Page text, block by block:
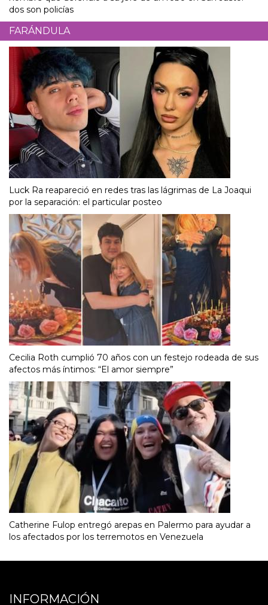
dos son policías
FARÁNDULA
Luck Ra reapareció en redes tras las lágrimas de La Joaqui
por la separación: el particular posteo
Cecilia Roth cumplió 70 años con un festejo rodeada de sus
afectos más íntimos: “El amor siempre”
Catherine Fulop entregó arepas en Palermo para ayudar a
los afectados por los terremotos en Venezuela
INFORMACIÓN